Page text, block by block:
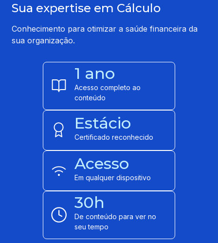
Sua expertise em Cálculo
Conhecimento para otimizar a saúde financeira da
sua organização.
1 ano
Acesso completo ao
conteúdo
Estácio
Certificado reconhecido
Acesso
Em qualquer dispositivo
30h
De conteúdo para ver no
seu tempo